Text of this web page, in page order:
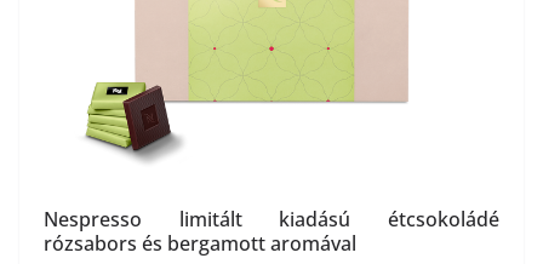
Nespresso limitált kiadású étcsokoládé
rózsabors és bergamott aromával